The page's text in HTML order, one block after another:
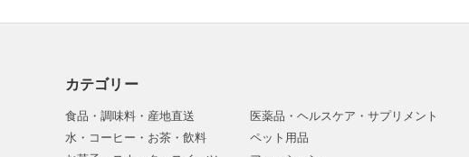
カテゴリー
食品・調味料・産地直送
水・コーヒー・お茶・飲料
医薬品・ヘルスケア・サプリメント
ペット用品